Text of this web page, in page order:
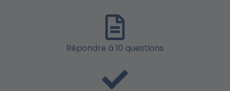
Répondre à 10 questions